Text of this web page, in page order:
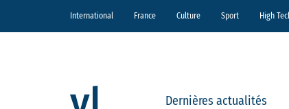
International France Culture Sport High
Dernières actualités